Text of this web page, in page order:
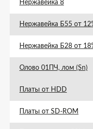
Нержавейка 8
Нержавейка Б55 от
Нержавейка Б28 от
Олово 01ПЧ, лом (Sn)
Платы от HDD
Платы от SD-ROM